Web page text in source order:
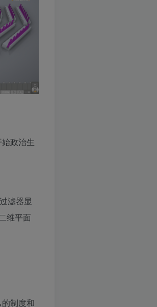
政治生
滤器显
维平面
制度和